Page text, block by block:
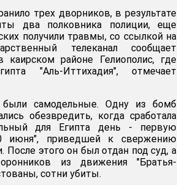
трех дворников, в результате
два полковника полиции, еще
получили травмы, со ссылкой на
телеканал сообщает
районе Гелиополис, где
"Аль-Иттихадия", отмечает
были самодельные. Одну из бомб
обезвредить, когда сработала
для Египта день - первую
июня", приведшей к свержению
этого он был отдан под суд, а
из движения "Братья-
сотни убиты.